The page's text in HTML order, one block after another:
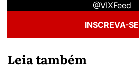
@VIXFeed
INSCREVA-SE
Leia também